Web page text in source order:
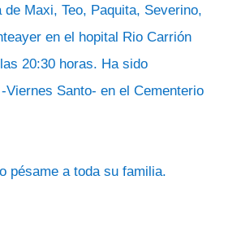
de Maxi, Teo, Paquita, Severino,
en el hopital Rio Carrión
20:30 horas. Ha sido
Viernes Santo- en el Cementerio
pésame a toda su familia.